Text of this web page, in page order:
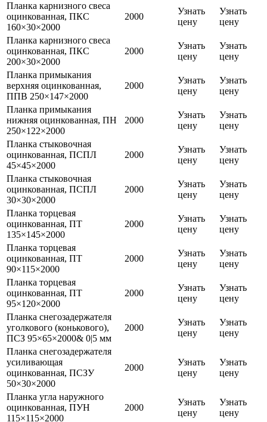
Планка карнизного свеса
оцинкованная, ПКС
160×30×2000
2000
Узнать
цену
Узнать
цену
Планка карнизного свеса
оцинкованная, ПКС
200×30×2000
2000
Узнать
цену
Узнать
цену
Планка примыкания
верхняя оцинкованная,
ППВ 250×147×2000
2000
Узнать
цену
Узнать
цену
Планка примыкания
нижняя оцинкованная, ПН
250×122×2000
2000
Узнать
цену
Узнать
цену
Планка стыковочная
оцинкованная, ПСПЛ
45×45×2000
2000
Узнать
цену
Узнать
цену
Планка стыковочная
оцинкованная, ПСПЛ
30×30×2000
2000
Узнать
цену
Узнать
цену
Планка торцевая
оцинкованная, ПТ
135×145×2000
2000
Узнать
цену
Узнать
цену
Планка торцевая
оцинкованная, ПТ
90×115×2000
2000
Узнать
цену
Узнать
цену
Планка торцевая
оцинкованная, ПТ
95×120×2000
2000
Узнать
цену
Узнать
цену
Планка снегозадержателя
уголкового (конькового),
ПСЗ 95×65×2000& 0|5 мм
2000
Узнать
цену
Узнать
цену
Планка снегозадержателя
усиливающая
оцинкованная, ПСЗУ
50×30×2000
2000
Узнать
цену
Узнать
цену
Планка угла наружного
оцинкованная, ПУН
115×115×2000
2000
Узнать
цену
Узнать
цену